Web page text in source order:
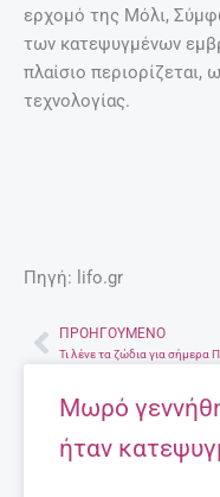
ερχομό της Μόλι,
των κατεψυγμένων
πλαίσιο
τεχνολογίας.
Πηγή: lifo.gr
Prev
ΠΡΟΗΓΟΎΜΕΝΟ
Μωρό
ήταν